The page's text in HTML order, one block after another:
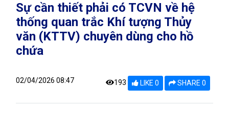
Sự cần thiết phải có TCVN về hệ
thống quan trắc Khí tượng Thủy
văn (KTTV) chuyên dùng cho hồ
chứa
02/04/2026 08:47 193 LIKE 0 SHARE 0